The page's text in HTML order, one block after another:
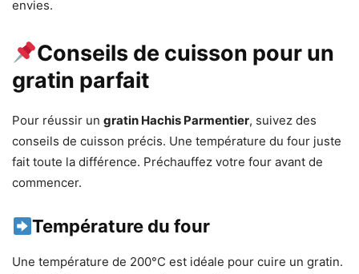
envies.
Conseils de cuisson pour un
gratin parfait
Pour réussir un gratin Hachis Parmentier, suivez des
conseils de cuisson précis. Une température du four juste
fait toute la différence. Préchauffez votre four avant de
commencer.
Température du four
Une température de 200°C est idéale pour cuire un gratin.